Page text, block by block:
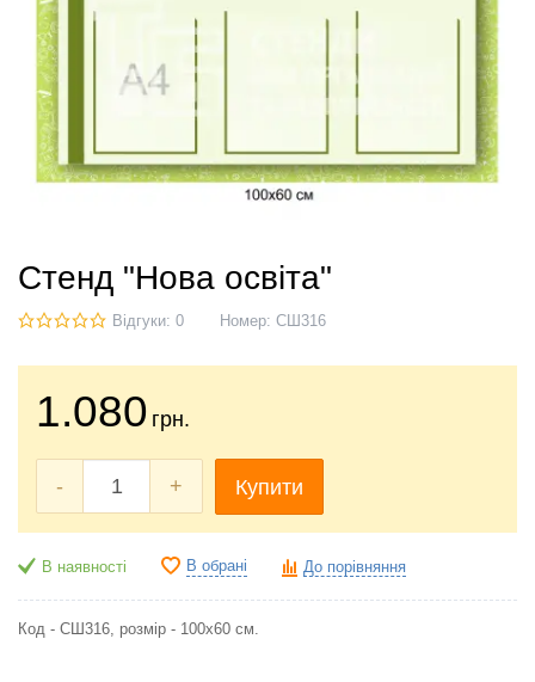
Стенд "Нова освіта"
Відгуки: 0 Номер: СШ316
1.080 грн.
- + Купити
В наявності В обрані До порівняння
Код - СШ316, розмір - 100х60 см.